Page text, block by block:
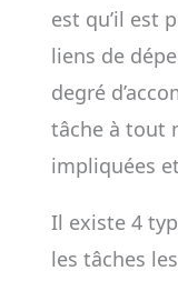
est qu’il est
liens de
degré
tâche à tout
impliquées
Il existe 4
les tâches